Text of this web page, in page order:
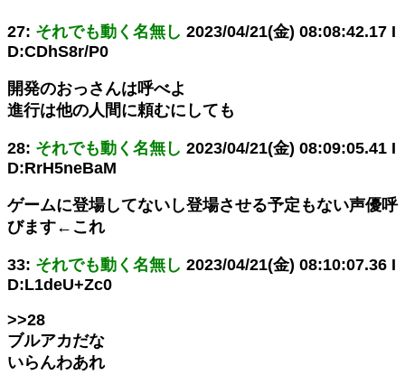
27: それでも動く名無し 2023/04/21(金) 08:08:42.17 I
D:CDhS8r/P0
開発のおっさんは呼べよ
進行は他の人間に頼むにしても
28: それでも動く名無し 2023/04/21(金) 08:09:05.41 I
D:RrH5neBaM
ゲームに登場してないし登場させる予定もない声優呼
びます←これ
33: それでも動く名無し 2023/04/21(金) 08:10:07.36 I
D:L1deU+Zc0
>>28
ブルアカだな
いらんわあれ